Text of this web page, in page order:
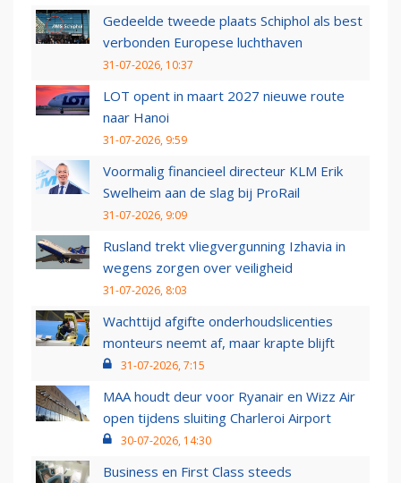
Gedeelde tweede plaats Schiphol als best
verbonden Europese luchthaven
31-07-2026, 10:37
LOT opent in maart 2027 nieuwe route
naar Hanoi
31-07-2026, 9:59
Voormalig financieel directeur KLM Erik
Swelheim aan de slag bij ProRail
31-07-2026, 9:09
Rusland trekt vliegvergunning Izhavia in
wegens zorgen over veiligheid
31-07-2026, 8:03
Wachttijd afgifte onderhoudslicenties
monteurs neemt af, maar krapte blijft
31-07-2026, 7:15
MAA houdt deur voor Ryanair en Wizz Air
open tijdens sluiting Charleroi Airport
30-07-2026, 14:30
Business en First Class steeds